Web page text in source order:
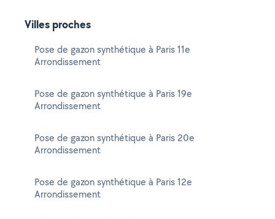
Villes proches
Pose de gazon synthétique à Paris 11e
Arrondissement
Pose de gazon synthétique à Paris 19e
Arrondissement
Pose de gazon synthétique à Paris 20e
Arrondissement
Pose de gazon synthétique à Paris 12e
Arrondissement